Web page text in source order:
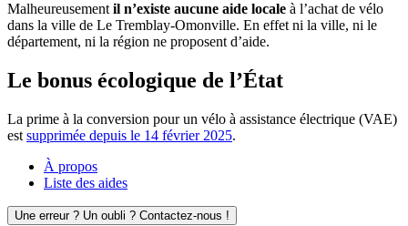
Malheureusement il n’existe aucune aide locale à l’achat de vélo
dans la ville de Le Tremblay-Omonville. En effet ni la ville, ni le
département, ni la région ne proposent d’aide.
Le bonus écologique de l’État
La prime à la conversion pour un vélo à assistance électrique (VAE)
est supprimée depuis le 14 février 2025.
À propos
Liste des aides
Une erreur ? Un oubli ? Contactez-nous !